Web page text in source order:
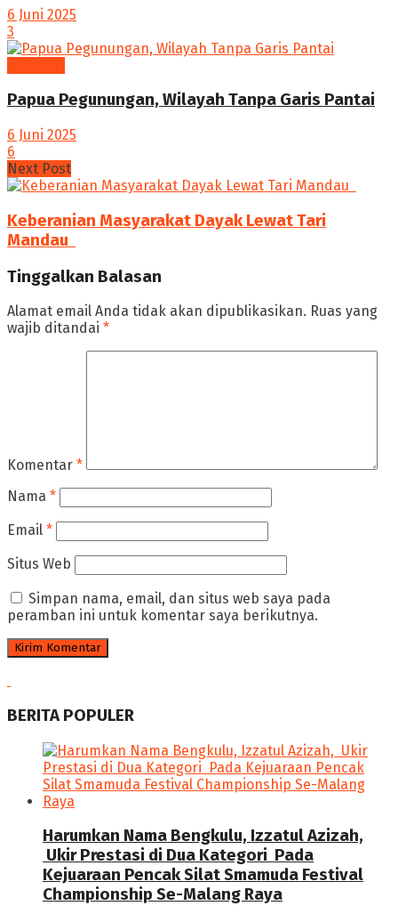
6 Juni 2025
3
Papua Pegunungan, Wilayah Tanpa Garis Pantai
6 Juni 2025
6
Next Post
Keberanian Masyarakat Dayak Lewat Tari
Mandau ‎
Tinggalkan Balasan
Alamat email Anda tidak akan dipublikasikan. Ruas yang
wajib ditandai *
Komentar *
Nama *
Email *
Situs Web
Simpan nama, email, dan situs web saya pada
peramban ini untuk komentar saya berikutnya.
BERITA POPULER
Harumkan Nama Bengkulu, Izzatul Azizah,
Ukir Prestasi di Dua Kategori Pada
Kejuaraan Pencak Silat Smamuda Festival
Championship Se-Malang Raya